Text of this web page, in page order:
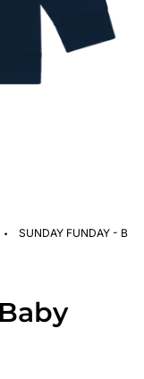
· SUNDAY FUNDAY -